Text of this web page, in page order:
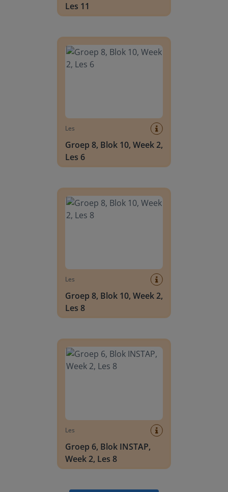
Les 11
Les
Groep 8, Blok 10, Week 2,
Les 6
Les
Groep 8, Blok 10, Week 2,
Les 8
Les
Groep 6, Blok INSTAP,
Week 2, Les 8